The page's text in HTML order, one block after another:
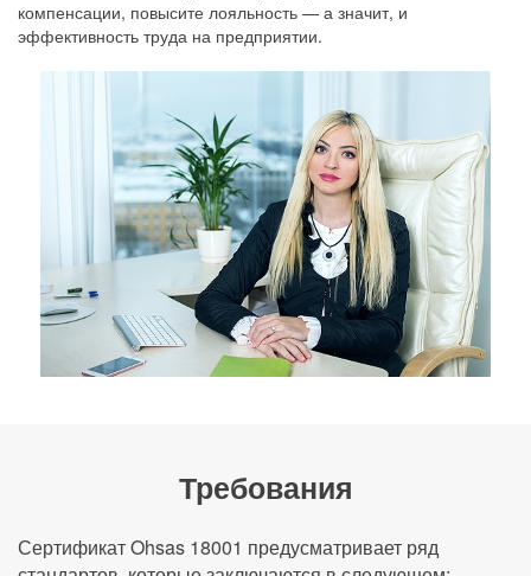
компенсации, повысите лояльность — а значит, и
эффективность труда на предприятии.
Требования
Сертификат Ohsas 18001 предусматривает ряд